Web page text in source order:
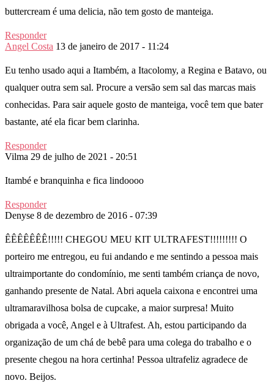
buttercream é uma delicia, não tem gosto de manteiga.
Responder
Angel Costa 13 de janeiro de 2017 - 11:24
Eu tenho usado aqui a Itambém, a Itacolomy, a Regina e Batavo, ou
qualquer outra sem sal. Procure a versão sem sal das marcas mais
conhecidas. Para sair aquele gosto de manteiga, você tem que bater
bastante, até ela ficar bem clarinha.
Responder
Vilma 29 de julho de 2021 - 20:51
Itambé e branquinha e fica lindoooo
Responder
Denyse 8 de dezembro de 2016 - 07:39
ÊÊÊÊÊÊÊ!!!!! CHEGOU MEU KIT ULTRAFEST!!!!!!!!! O
porteiro me entregou, eu fui andando e me sentindo a pessoa mais
ultraimportante do condomínio, me senti também criança de novo,
ganhando presente de Natal. Abri aquela caixona e encontrei uma
ultramaravilhosa bolsa de cupcake, a maior surpresa! Muito
obrigada a você, Angel e à Ultrafest. Ah, estou participando da
organização de um chá de bebê para uma colega do trabalho e o
presente chegou na hora certinha! Pessoa ultrafeliz agradece de
novo. Beijos.